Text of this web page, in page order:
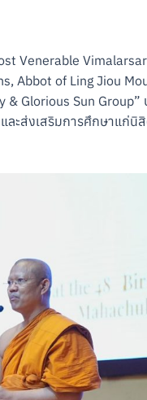
Venerable
Abbot of Ling Jiou
Glorious Sun Group”
ะส่งเสริมการศึกษาแก่นิ